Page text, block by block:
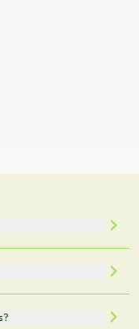
e conectividade